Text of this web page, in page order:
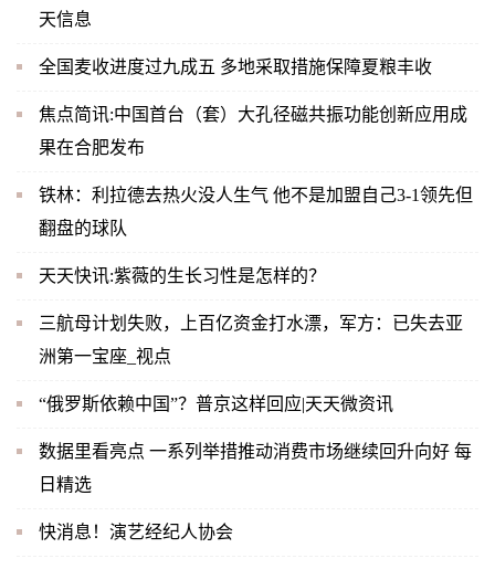
天信息
全国麦收进度过九成五 多地采取措施保障夏粮丰收
焦点简讯:中国首台（套）大孔径磁共振功能创新应用成
果在合肥发布
铁林：利拉德去热火没人生气 他不是加盟自己3-1领先但
翻盘的球队
天天快讯:紫薇的生长习性是怎样的？
三航母计划失败，上百亿资金打水漂，军方：已失去亚
洲第一宝座_视点
“俄罗斯依赖中国”？普京这样回应|天天微资讯
数据里看亮点 一系列举措推动消费市场继续回升向好 每
日精选
快消息！演艺经纪人协会